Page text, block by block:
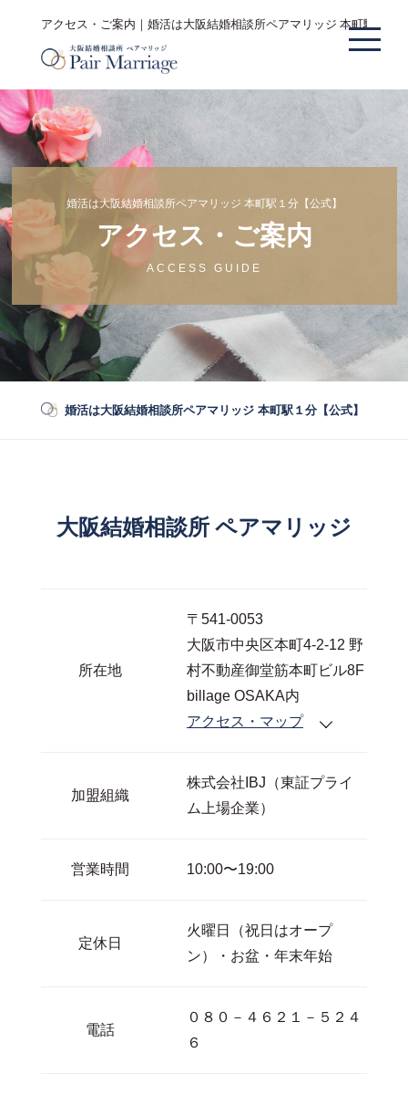
アクセス・ご案内｜婚活は大阪結婚相談所ペアマリッジ 本町駅１分
婚活は大阪結婚相談所ペアマリッジ 本町駅１分【公式】
アクセス・ご案内
ACCESS GUIDE
婚活は大阪結婚相談所ペアマリッジ 本町駅１分【公式】
大阪結婚相談所 ペアマリッジ
所在地
〒541-0053
大阪市中央区本町4-2-12 野
村不動産御堂筋本町ビル8F
billage OSAKA内
アクセス・マップ
加盟組織
株式会社IBJ（東証プライ
ム上場企業）
営業時間 10:00〜19:00
定休日
火曜日（祝日はオープ
ン）・お盆・年末年始
電話
０８０－４６２１－５２４
６